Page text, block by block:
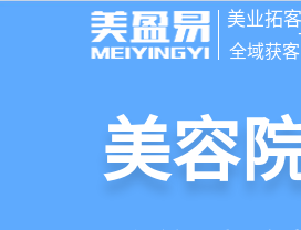
美业拓
全域获
美业
美容
美业